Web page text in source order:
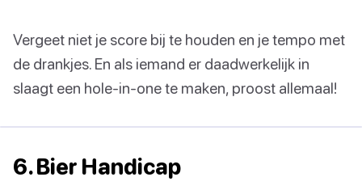
Vergeet niet je score bij te houden en je tempo met
de drankjes. En als iemand er daadwerkelijk in
slaagt een hole-in-one te maken, proost allemaal!
6. Bier Handicap